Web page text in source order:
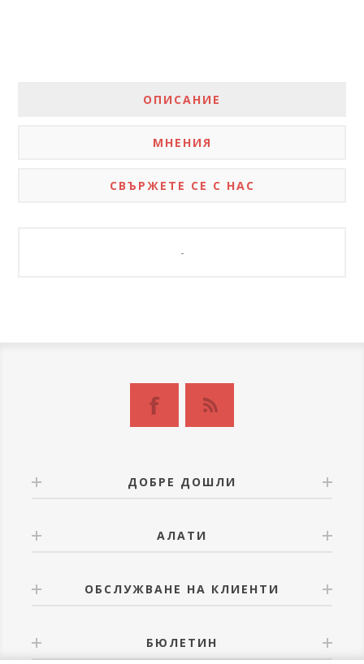
ОПИСАНИЕ
МНЕНИЯ
СВЪРЖЕТЕ СЕ С НАС
-
ДОБРЕ ДОШЛИ
АЛАТИ
ОБСЛУЖВАНЕ НА КЛИЕНТИ
БЮЛЕТИН